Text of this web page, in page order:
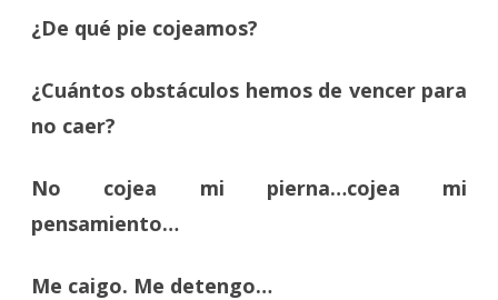
¿De qué pie cojeamos?
¿Cuántos obstáculos hemos de vencer para
no caer?
No cojea mi pierna…cojea mi
pensamiento…
Me caigo. Me detengo…